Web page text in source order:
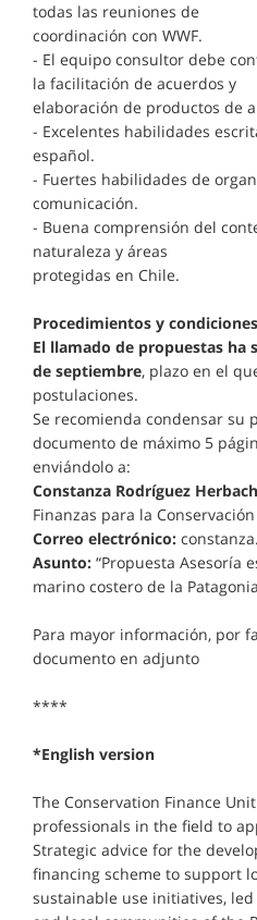
todas las reuniones de
coordinación con WWF.
- El equipo consultor debe
la facilitación de acuerdos y
elaboración de productos de
- Excelentes habilidades
español.
- Fuertes habilidades de
comunicación.
- Buena comprensión del
naturaleza y áreas
protegidas en Chile.
Procedimientos y condiciones
El llamado de propuestas ha
de septiembre, plazo en el
postulaciones.
Se recomienda condensar su
documento de máximo 5
enviándolo a:
Constanza Rodríguez Herbach
Finanzas para la
Correo electrónico:
Asunto: “Propuesta Asesoría
marino costero de la
Para mayor información, por
documento en adjunto
****
*English version
The Conservation Finance
professionals in the field to
Strategic advice for the
financing scheme to support
sustainable use initiatives,